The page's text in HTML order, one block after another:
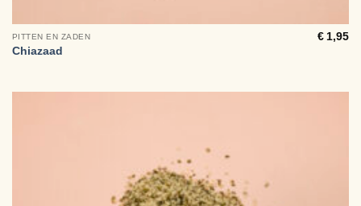
PITTEN EN ZADEN
Chiazaad
€ 1,95